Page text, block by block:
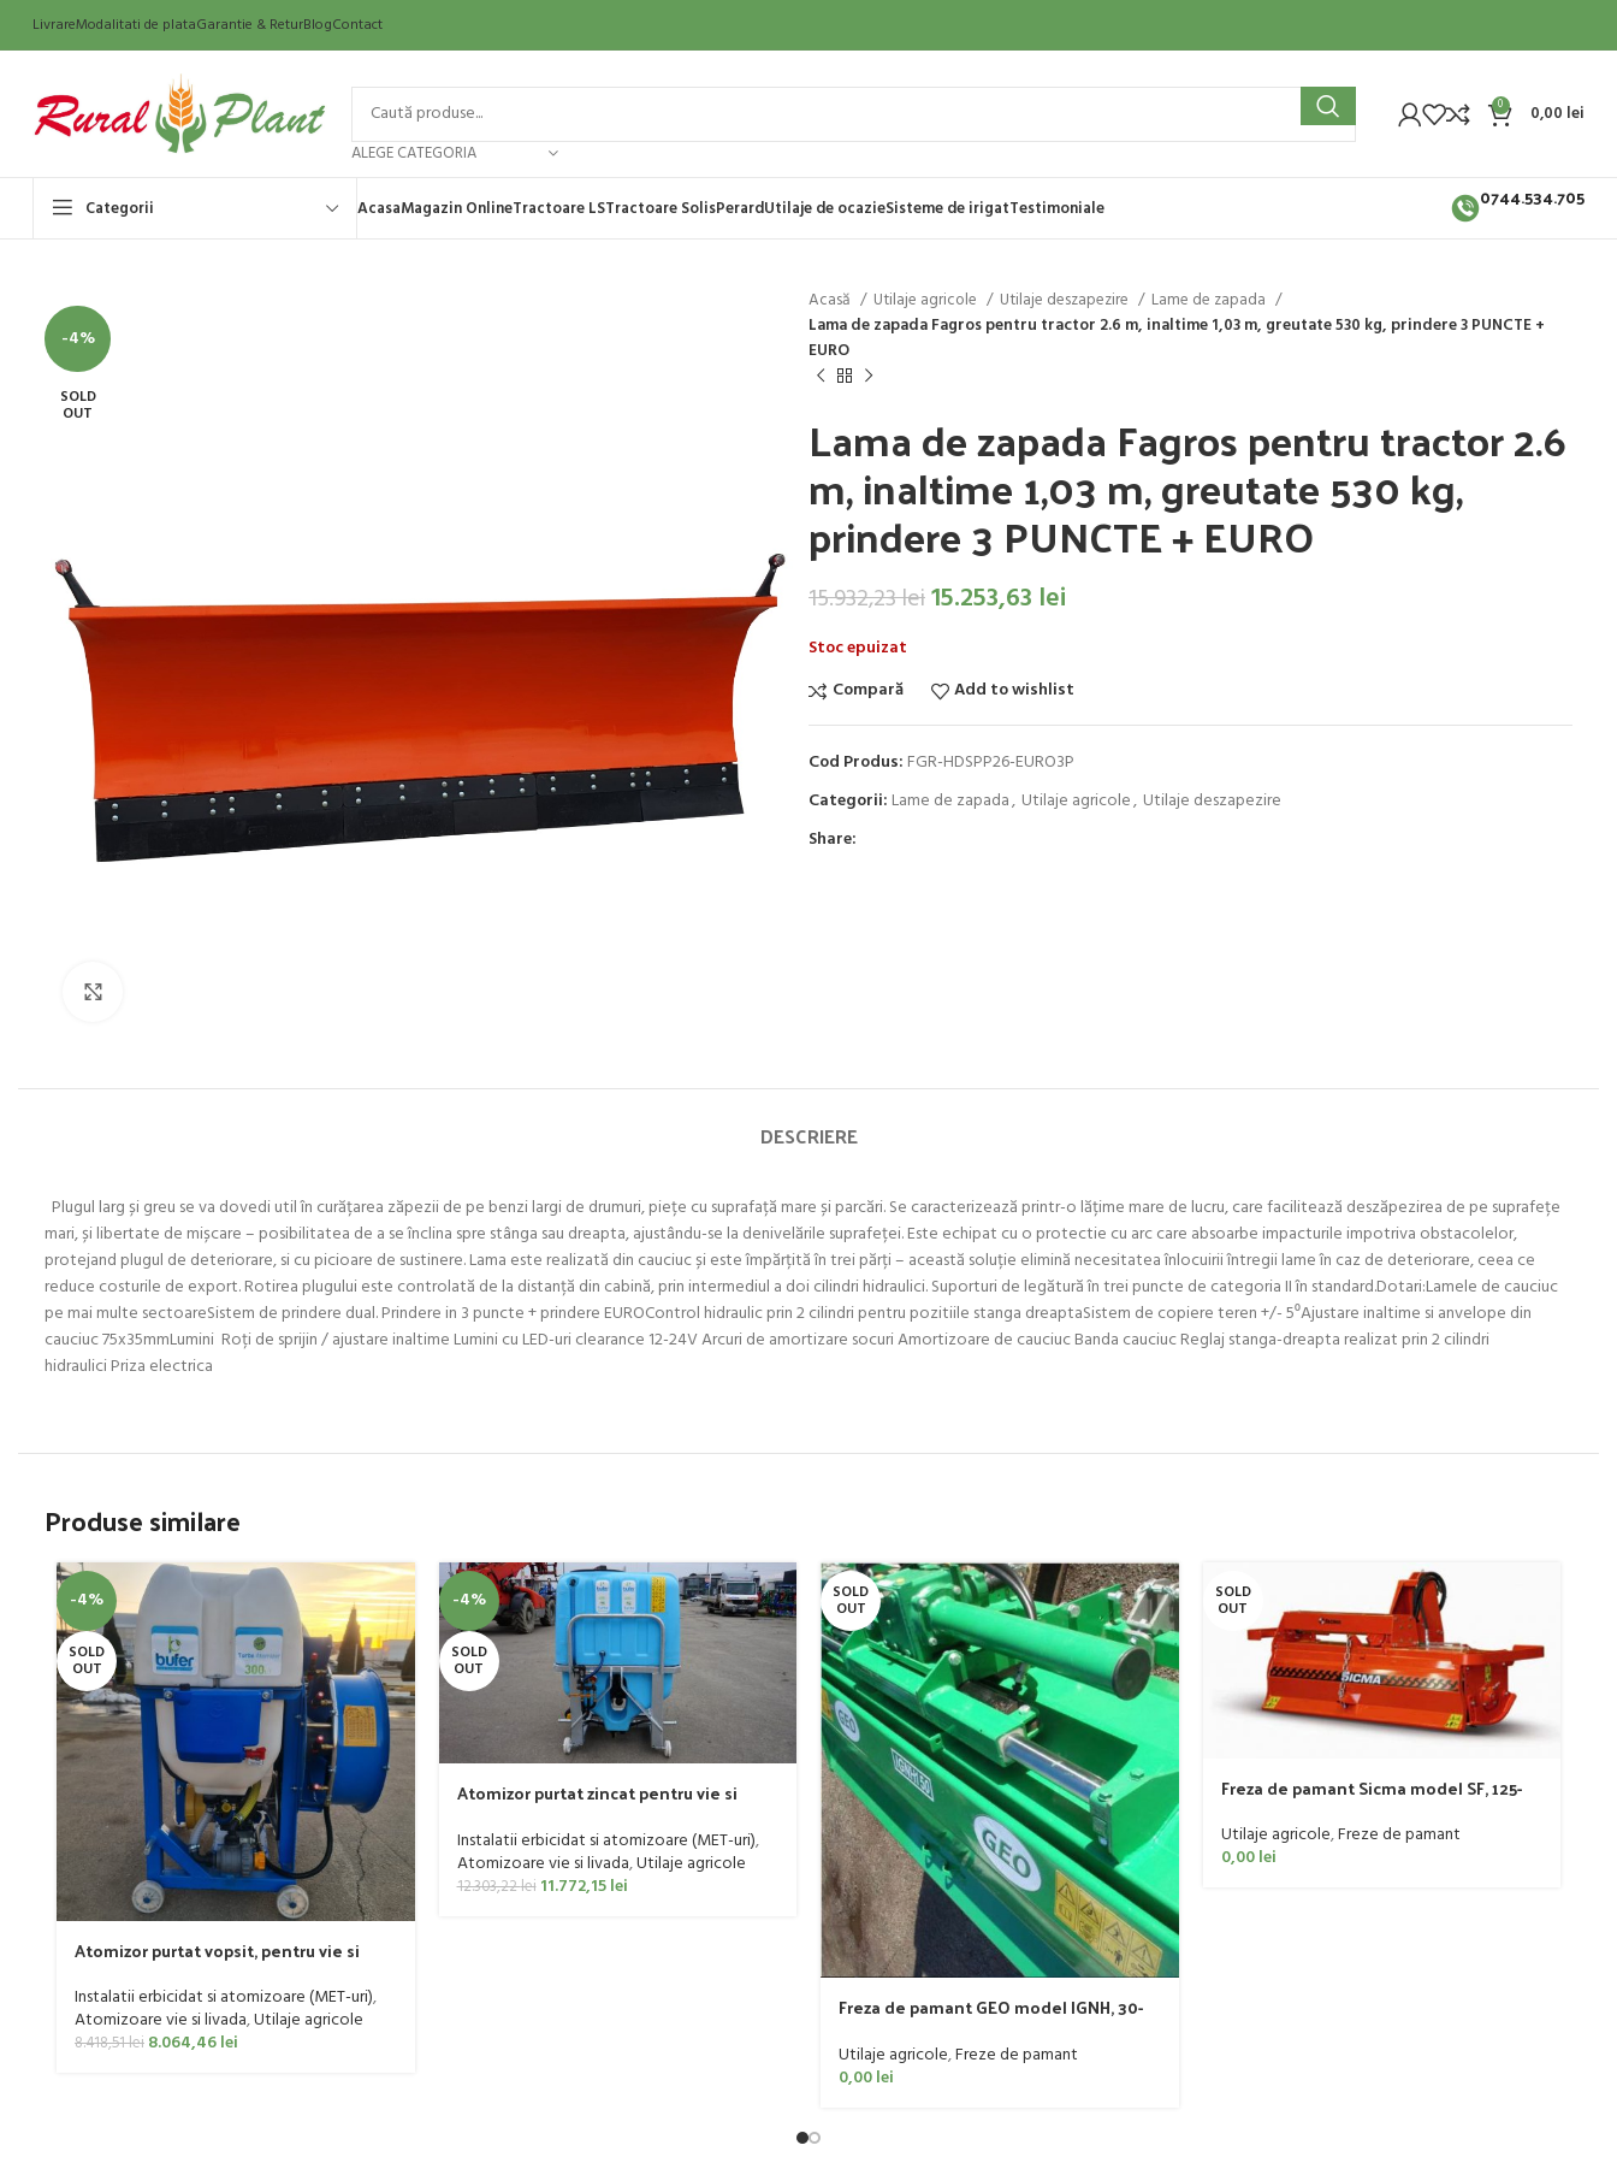
LivrareModalitati de plataGarantie & ReturBlogContact
ALEGE CATEGORIA
0 0,00 lei
Categorii AcasaMagazin OnlineTractoare LSTractoare SolisPerardUtilaje de ocazieSisteme de irigatTestimoniale 0744.534.705
-4%
SOLD
OUT
Acasă Utilaje agricole Utilaje deszapezire
Lame de zapada
Lama de zapada Fagros pentru tractor 2.6 m, inaltime 1,03 m, greutate 530 kg, prindere 3 PUNCTE +
EURO
Lama de zapada Fagros pentru tractor 2.6
m, inaltime 1,03 m, greutate 530 kg,
prindere 3 PUNCTE + EURO
15.932,23lei15.253,63 lei
Stoc epuizat
Compară
Add to wishlist
Cod Produs: FGR-HDSPP26-EURO3P
Categorii: Lame de zapada, Utilaje agricole, Utilaje deszapezire
Share:
DESCRIERE
Plugul larg și greu se va dovedi util în curățarea zăpezii de pe benzi largi de drumuri, piețe cu suprafață mare și parcări. Se caracterizează printr-o lățime mare de lucru, care facilitează deszăpezirea de pe suprafețe
mari, și libertate de mișcare – posibilitatea de a se înclina spre stânga sau dreapta, ajustându-se la denivelările suprafeței. Este echipat cu o protectie cu arc care absoarbe impacturile impotriva obstacolelor,
protejand plugul de deteriorare, si cu picioare de sustinere. Lama este realizată din cauciuc și este împărțită în trei părți – această soluție elimină necesitatea înlocuirii întregii lame în caz de deteriorare, ceea ce
reduce costurile de export. Rotirea plugului este controlată de la distanță din cabină, prin intermediul a doi cilindri hidraulici. Suporturi de legătură în trei puncte de categoria II în standard.Dotari:Lamele de cauciuc
pe mai multe sectoareSistem de prindere dual. Prindere in 3 puncte + prindere EUROControl hidraulic prin 2 cilindri pentru pozitiile stanga dreaptaSistem de copiere teren +/- 5⁰Ajustare inaltime si anvelope din
cauciuc 75x35mmLumini Roți de sprijin / ajustare inaltime Lumini cu LED-uri clearance 12-24V Arcuri de amortizare socuri Amortizoare de cauciuc Banda cauciuc Reglaj stanga-dreapta realizat prin 2 cilindri
hidraulici Priza electrica
Produse similare
-4%
SOLD
OUT
Atomizor purtat vopsit, pentru vie si
litri
Instalatii erbicidat si atomizoare (MET-uri),
Atomizoare vie si livada,Utilaje agricole
8.418,51lei 8.064,46lei
-4%
SOLD
OUT
Atomizor purtat zincat pentru vie si
Instalatii erbicidat si atomizoare (MET-uri),
Atomizoare vie si livada,Utilaje agricole
12.303,22lei 11.772,15lei
SOLD
OUT
Freza de pamant GEO model IGNH, 30-
Utilaje agricole,Freze de pamant
0,00lei
SOLD
OUT
Freza de pamant Sicma model SF, 125-
Utilaje agricole,Freze de pamant
0,00lei